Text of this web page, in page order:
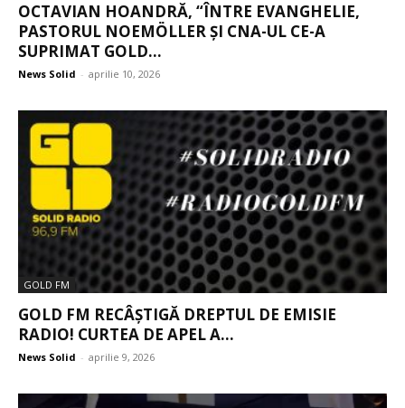
OCTAVIAN HOANDRĂ, “ÎNTRE EVANGHELIE,
PASTORUL NOEMÖLLER ȘI CNA-UL CE-A
SUPRIMAT GOLD...
News Solid - aprilie 10, 2026
GOLD FM
GOLD FM RECÂȘTIGĂ DREPTUL DE EMISIE
RADIO! CURTEA DE APEL A...
News Solid - aprilie 9, 2026